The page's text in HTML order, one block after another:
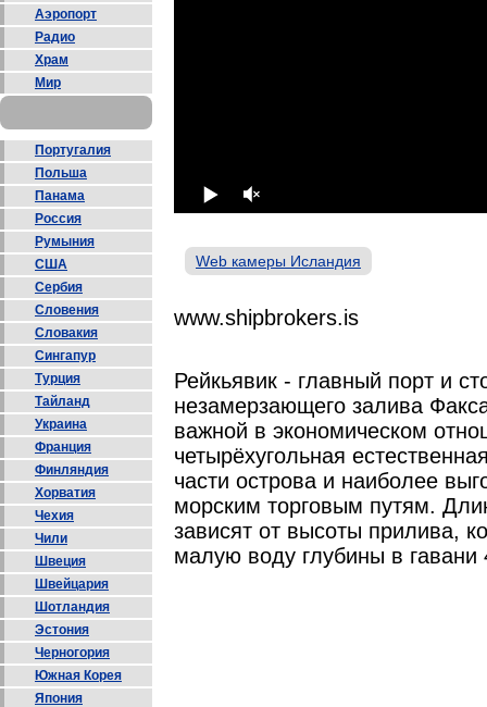
Аэропорт
Радио
Храм
Мир
Португалия
Польша
Панама
Россия
Румыния
США
Сербия
Словения
Словакия
Сингапур
Турция
Тайланд
Украина
Франция
Финляндия
Хорватия
Чехия
Чили
Швеция
Швейцария
Шотландия
Эстония
Черногория
Южная Корея
Япония
Web камеры Исландия
www.shipbrokers.is
Рейкьявик - главный порт и
незамерзающего залива
важной в экономическом
четырёхугольная
части острова и наиболее
морским торговым путям.
зависят от высоты прилива,
малую воду глубины в